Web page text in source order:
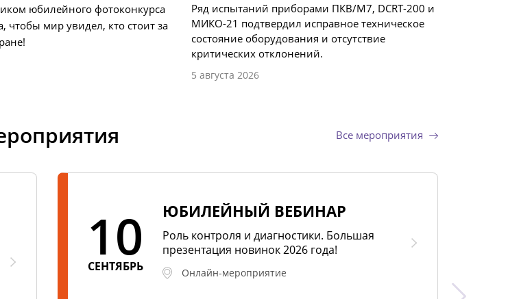
юбилейного фотоконкурса
чтобы мир увидел, кто стоит за
Ряд испытаний приборами ПКВ/М7, DCRT-200 и
МИКО-21 подтвердил исправное техническое
состояние оборудования и отсутствие
критических отклонений.
5 августа 2026
Все мероприятия
10
СЕНТЯБРЬ
ЮБИЛЕЙНЫЙ ВЕБИНАР
Роль контроля и диагностики. Большая
презентация новинок 2026 года!
Онлайн-мероприятие